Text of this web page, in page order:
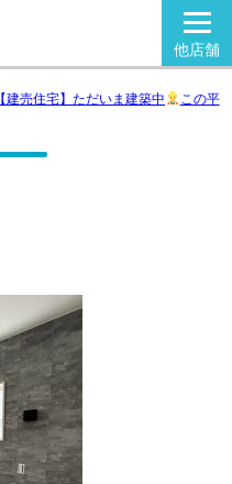
他店舗
【建売住宅】ただいま建築中
この平